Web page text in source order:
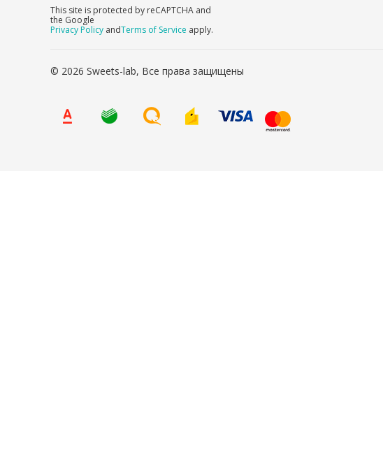
This site is protected by reCAPTCHA and
the Google
Privacy Policy andTerms of Service apply.
© 2026 Sweets-lab, Все права защищены